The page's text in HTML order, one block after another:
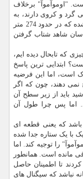
"اوموآموآ" برخلاف
گرد و کروی دارند، به
شکل یک سیگار برگ است که تخمین زده شده که در حدود 274 متر
شاهد شتاب گرفتن
که تابحال دیده ایم،
ابتدایی ترین پاسخ
است، اما این فرضیه
دهند، چون که اگر
باید از زیر سطح آن
اما پس چرا طول آن
باشد که یعنی قطعه ای
با یک ستاره جدا شده
را توجیه کند. اما
مانده است. همانطور
تا اطمینان حاصل
نباشد که سیگنال های